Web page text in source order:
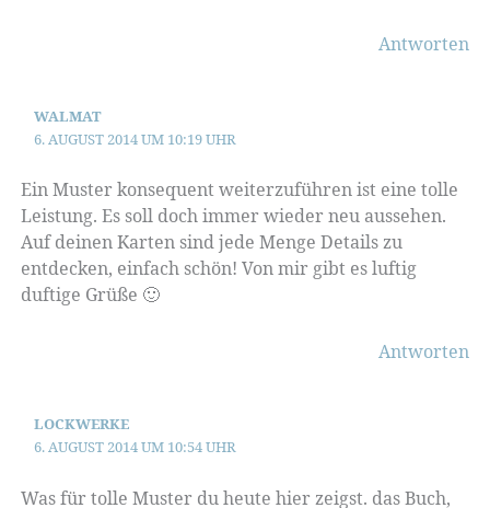
Antworten
WALMAT
6. AUGUST 2014 UM 10:19 UHR
Ein Muster konsequent weiterzuführen ist eine tolle
Leistung. Es soll doch immer wieder neu aussehen.
Auf deinen Karten sind jede Menge Details zu
entdecken, einfach schön! Von mir gibt es luftig
duftige Grüße 🙂
Antworten
LOCKWERKE
6. AUGUST 2014 UM 10:54 UHR
Was für tolle Muster du heute hier zeigst. das Buch,